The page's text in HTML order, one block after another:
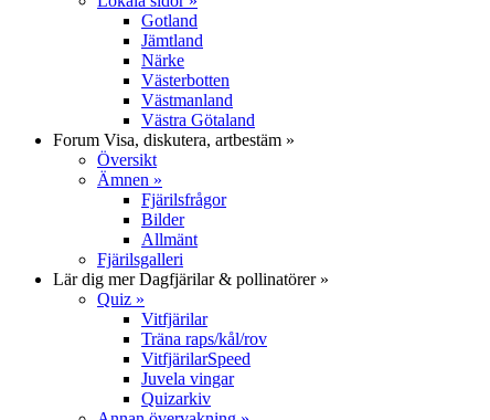
Gotland
Jämtland
Närke
Västerbotten
Västmanland
Västra Götaland
Forum Visa, diskutera, artbestäm »
Översikt
Ämnen »
Fjärilsfrågor
Bilder
Allmänt
Fjärilsgalleri
Lär dig merDagfjärilar & pollinatörer»
Quiz »
Vitfjärilar
Träna raps/kål/rov
VitfjärilarSpeed
Juvela vingar
Quizarkiv